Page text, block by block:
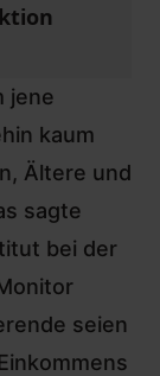
jene
kaum
Ältere und
sagte
bei der
seien